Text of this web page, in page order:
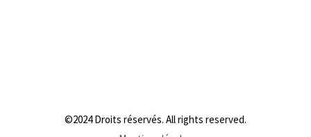
©2024 Droits réservés. All rights reserved.